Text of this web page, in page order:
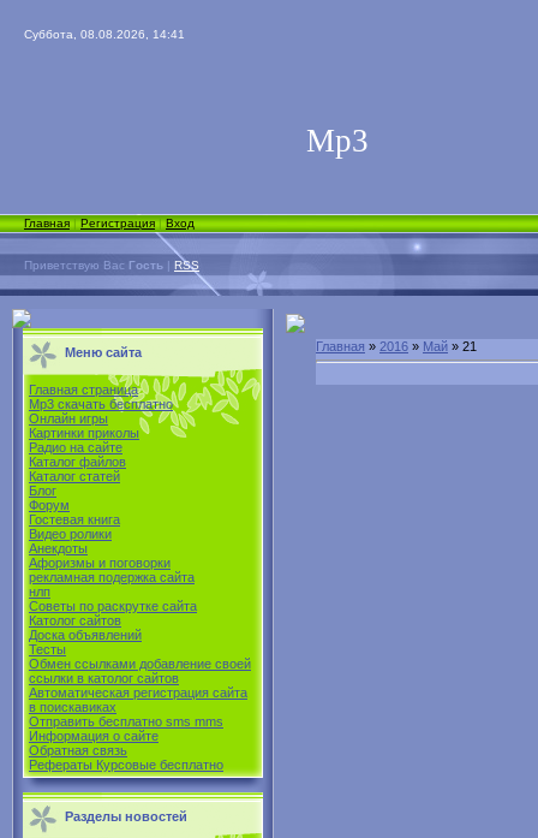
Суббота, 08.08.2026, 14:41
Мp3
Главная|Регистрация|Вход
Приветствую Вас Гость | RSS
Меню сайта
Главная страница
Mp3 скачать бесплатно
Онлайн игры
Картинки приколы
Радио на сайте
Каталог файлов
Каталог статей
Блог
Форум
Гостевая книга
Видео ролики
Анекдоты
Афоризмы и поговорки
рекламная подержка сайта
нлп
Советы по раскрутке сайта
Католог сайтов
Доска объявлений
Тесты
Обмен ссылками добавление своей
ссылки в католог сайтов
Автоматическая регистрация сайта
в поиcкавиках
Отправить бесплатно sms mms
Информация о сайте
Обратная связь
Рефераты Курсовые бесплатно
Разделы новостей
Главная » 2016 » Май » 21